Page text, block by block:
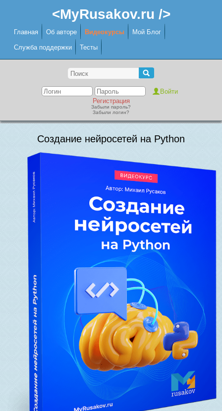
<MyRusakov.ru />
Главная Об авторе Видеокурсы Мой Блог
Служба поддержки Тесты
Регистрация
Забыли пароль?
Забыли логин?
Создание нейросетей на Python